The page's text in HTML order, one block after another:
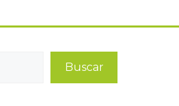
Buscar